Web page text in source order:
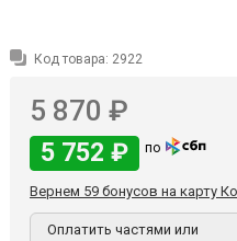
Код товара: 2922
5 870 ₽
5 752 ₽ по
Вернем 59 бонусов на карту
Оплатить частями или